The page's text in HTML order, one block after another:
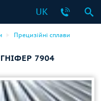
UK
Прецизійні сплави
7904